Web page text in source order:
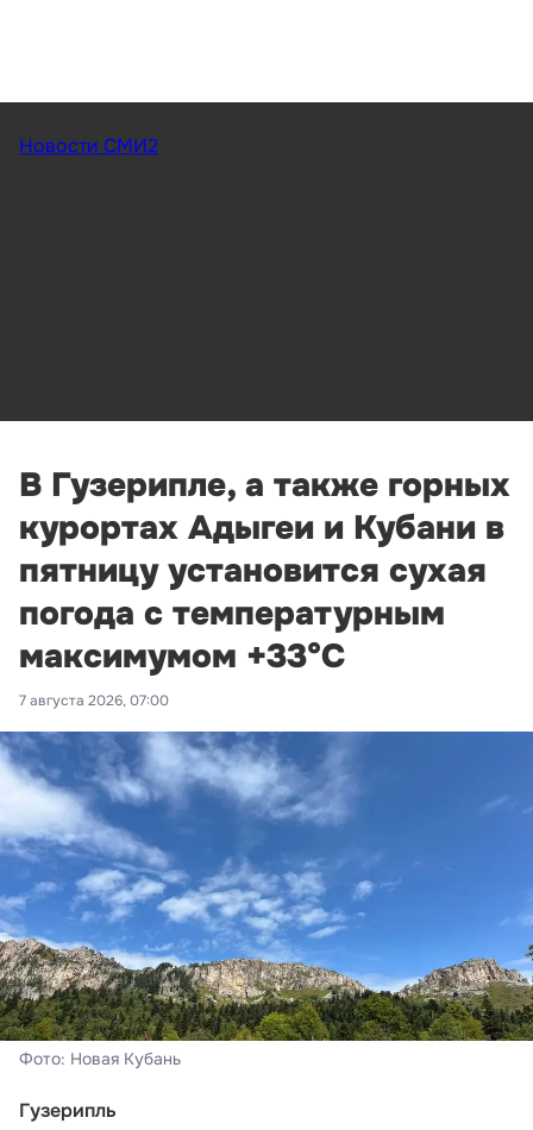
Новости СМИ2
В Гузерипле, а также горных
курортах Адыгеи и Кубани в
пятницу установится сухая
погода с температурным
максимумом +33°С
7 августа 2026, 07:00
Фото: Новая Кубань
Гузерипль